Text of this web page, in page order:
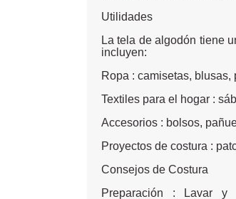
Utilidades
La tela de algodón tiene
incluyen:
Ropa : camisetas,
Textiles para el hogar :
Accesorios : bolsos,
Proyectos de costura :
Consejos de Costura
Preparación : Lavar